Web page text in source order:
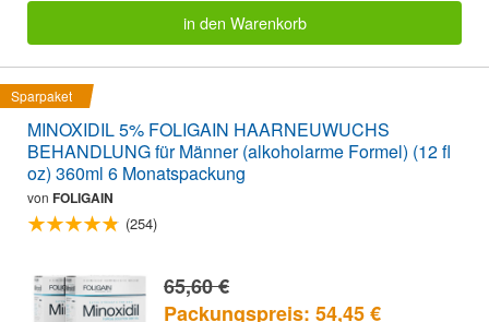
in den Warenkorb
Sparpaket
MINOXIDIL 5% FOLIGAIN HAARNEUWUCHS
BEHANDLUNG für Männer (alkoholarme Formel) (12 fl
oz) 360ml 6 Monatspackung
von FOLIGAIN
(254)
65,60 €
Packungspreis: 54,45 €